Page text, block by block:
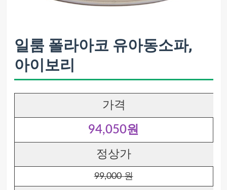
일룸 폴라아코 유아동소파,
아이보리
가격
94,050원
정상가
99,000 원